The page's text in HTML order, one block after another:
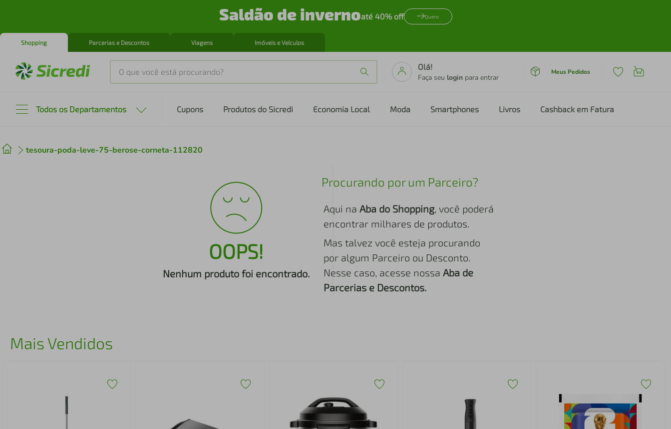
Saldão de invernoaté 40% off Quero
Shopping Parcerias e Descontos Viagens Imóveis e Veículos
O que você está procurando?
Olá!
Faça seu login para entrar
Meus Pedidos
Todos os Departamentos Cupons Produtos do Sicredi Economia Local Moda Smartphones Livros Cashback em Fatura
tesoura-poda-leve-75-berose-corneta-112820
OOPS!
Nenhum produto foi encontrado.
Procurando por um Parceiro?
Aqui na Aba do Shopping, você poderá
encontrar milhares de produtos.
Mas talvez você esteja procurando
por algum Parceiro ou Desconto.
Nesse caso, acesse nossa Aba de
Parcerias e Descontos.
Mais Vendidos
2º cafeteira